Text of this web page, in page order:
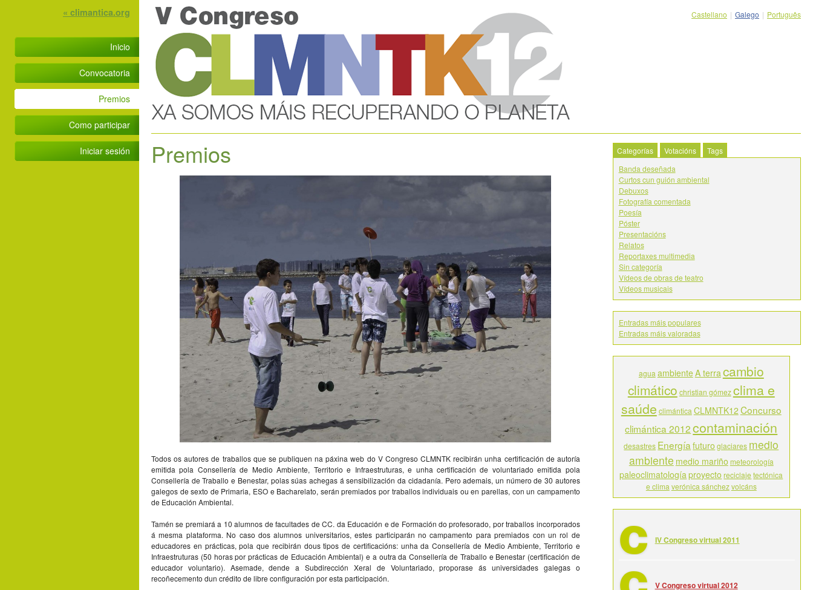
Castellano | Galego | Português
« climantica.org
Inicio
Convocatoria
Premios
Como participar
Iniciar sesión Premios
Todos os autores de traballos que se publiquen na páxina web do V Congreso CLMNTK recibirán unha certificación de autoría
emitida pola Consellería de Medio Ambiente, Territorio e Infraestruturas, e unha certificación de voluntariado emitida pola
Consellería de Traballo e Benestar, polas súas achegas á sensibilización da cidadanía. Pero ademais, un número de 30 autores
galegos de sexto de Primaria, ESO e Bacharelato, serán premiados por traballos individuais ou en parellas, con un campamento
de Educación Ambiental.
Tamén se premiará a 10 alumnos de facultades de CC. da Educación e de Formación do profesorado, por traballos incorporados
á mesma plataforma. No caso dos alumnos universitarios, estes participarán no campamento para premiados con un rol de
educadores en prácticas, pola que recibirán dous tipos de certificacións: unha da Consellería de Medio Ambiente, Territorio e
Infraestruturas (50 horas por prácticas de Educación Ambiental) e a outra da Consellería de Traballo e Benestar (certificación de
educador voluntario). Asemade, dende a Subdirección Xeral de Voluntariado, proporase ás universidades galegas o
recoñecemento dun crédito de libre configuración por esta participación.
Categorías Votacións
Tags
Banda deseñada
Curtos cun guión ambiental
Debuxos
Fotografía comentada
Poesía
Póster
Presentacións
Relatos
Reportaxes multimedia
Sin categoría
Vídeos de obras de teatro
Vídeos musicais
Entradas máis populares
Entradas máis valoradas
agua ambienteA terracambio
climático christian gómezclima e
saúde climántica CLMNTK12 Concurso
climántica 2012contaminación
desastres Energía futuro glaciares medio
ambiente medio mariño meteorología
paleoclimatologíaproyecto reciclaje tectónica
e clima verónica sánchezvolcáns
IV Congreso virtual 2011
V Congreso virtual 2012